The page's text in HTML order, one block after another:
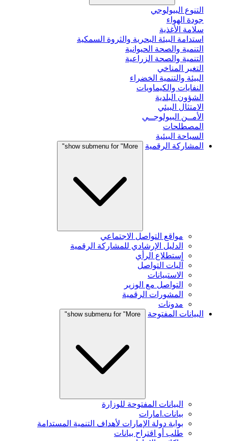
التنوع البيولوجي
جودة الهواء
سلامة الأغذية
استدامة البيئة البحرية والثروة السمكية
التنمية والصحة الحيوانية
التنمية والصحة الزراعية
التغير المناخي
البيئة والتنمية الخضراء
النفايات والكيماويات
الشؤون البلدية
الامتثال البيئي
الأمــن البيولوجــي
المصطلحات
السياحة البيئية
المشاركة الرقمية
show submenu for "More"
مواقع التواصل الاجتماعي
الدليل الإرشادي للمشاركة الرقمية
إستطلاع الرأي
آليات التواصل
الاستبيانات
التواصل مع الوزير
المشورات الرقمية
مدونات
البيانات المفتوحة
show submenu for "More"
البيانات المفتوحة للوزارة
بيانات.امارات
بوابة دولة الإمارات لأهداف التنمية المستدامة
طلب أو اقتراح بيانات